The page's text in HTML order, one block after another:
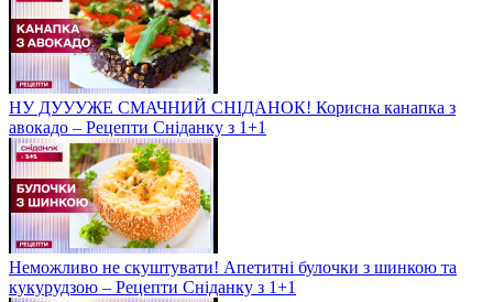
НУ ДУУУЖЕ СМАЧНИЙ СНІДАНОК! Корисна канапка з
авокадо – Рецепти Сніданку з 1+1
Неможливо не скуштувати! Апетитні булочки з шинкою та
кукурудзою – Рецепти Сніданку з 1+1